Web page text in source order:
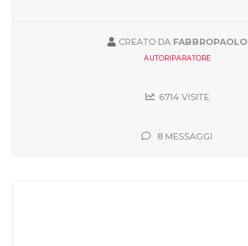
CREATO DA FABBROPAOLO
AUTORIPARATORE
6714 VISITE
8 MESSAGGI